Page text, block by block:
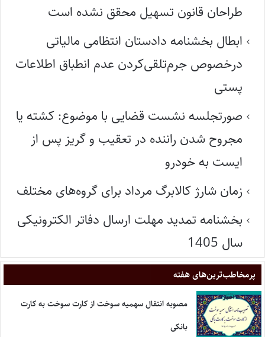
طراحان قانون تسهیل محقق نشده است
ابطال بخشنامه دادستان انتظامی مالیاتی
درخصوص جرم‌تلقی‌کردن عدم انطباق اطلاعات
پستی
صورتجلسه نشست قضایی با موضوع: کشته یا
مجروح شدن راننده در تعقیب و گریز پس از
ایست به خودرو
زمان شارژ کالابرگ مرداد برای گروه‌های مختلف
بخشنامه تمدید مهلت ارسال دفاتر الکترونیکی
سال 1405
پر‌مخاطب‌ترین‌های هفته
مصوبه انتقال سهمیه سوخت از کارت سوخت به کارت
بانکی